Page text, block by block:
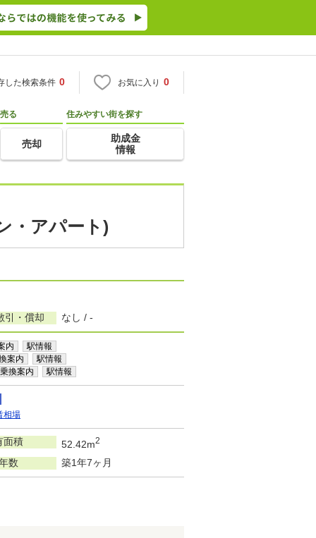
した検索条件 0 お気に入り 0
売る
売却
住みやすい街を探す
助成金
情報
・アパート)
引・償却 なし / -
内 駅情報
案内 駅情報
乗換案内 駅情報
相場
面積 52.42m2
数 築1年7ヶ月